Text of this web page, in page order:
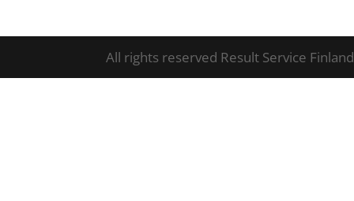
All rights reserved Result Service